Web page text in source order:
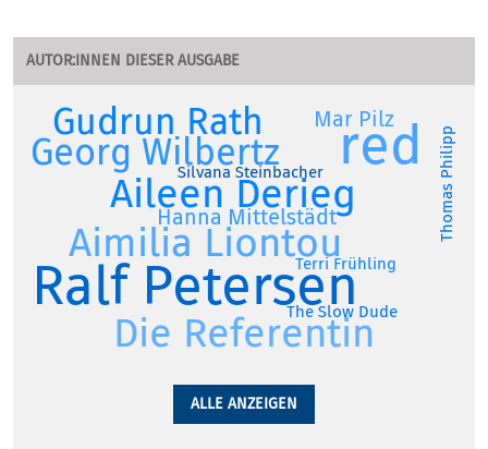
AUTOR:INNEN DIESER AUSGABE
Ralf Petersen
red
Aileen Derieg
Aimilia Liontou
Die Referentin
Georg Wilbertz
Gudrun Rath
Hanna Mittelstädt
Mar Pilz
Silvana Steinbacher
Terri Frühling
The Slow Dude
Thomas Philipp
ALLE ANZEIGEN